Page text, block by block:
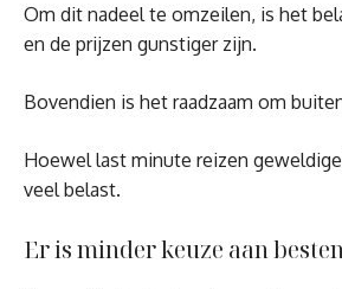
Om dit nadeel te omzeilen, is het
en de prijzen gunstiger zijn.
Bovendien is het raadzaam om
Hoewel last minute reizen
veel belast.
Er is minder keuze aan